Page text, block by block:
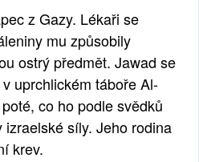
z Gazy. Lékaři se
mu způsobily
ostrý předmět. Jawad se
uprchlickém táboře Al-
co ho podle svědků
síly. Jeho rodina
krev.